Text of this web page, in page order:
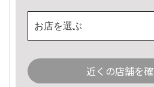
お店を選ぶ
近くの店舗を